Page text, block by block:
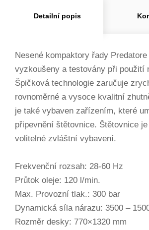
Detailní popis
Nesené kompaktory řady
vyzkoušeny a testovány při použití
Špičková technologie zaručuje
rovnoměrné a vysoce kvalitní
je také vybaven zařízením, které
připevnění štětovnice. Štětovnice
volitelné zvláštní vybavení.
Frekvenční rozsah: 28-60 Hz
Průtok oleje: 120 l/min.
Max. Provozní tlak.: 300 bar
Dynamická síla nárazu: 3500 –
Rozměr desky: 770×1320 mm